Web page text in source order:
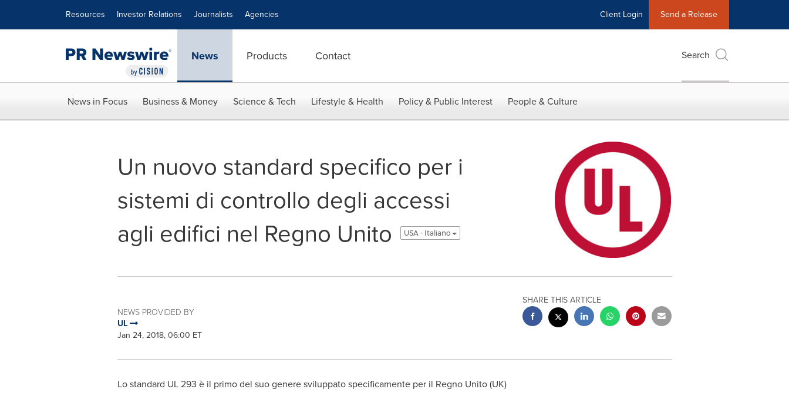
Resources Investor Relations Journalists Agencies Client Login Send a Release
News Products Contact Search
News in Focus Business & Money Science & Tech Lifestyle & Health Policy & Public Interest People & Culture
Un nuovo standard specifico per i
sistemi di controllo degli accessi
agli edifici nel Regno Unito
USA - Italiano
NEWS PROVIDED BY
UL
Jan 24, 2018, 06:00 ET
SHARE THIS ARTICLE
Lo standard UL 293 è il primo del suo genere sviluppato specificamente per il Regno Unito (UK)